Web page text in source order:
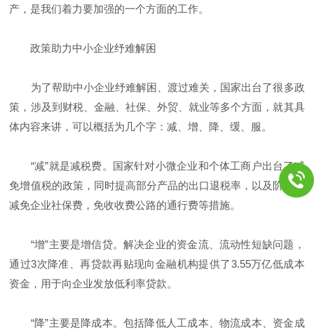
产，是我们着力要加强的一个方面的工作。
政策助力中小企业纾难解困
为了帮助中小企业纾难解困、渡过难关，国家出台了很多政
策，涉及到财税、金融、社保、外贸、就业等多个方面，就其具
体内容来讲，可以概括为几个字：减、增、降、缓、服。
“减”就是减税费。国家针对小微企业和个体工商户出台了减
免增值税的政策，同时提高部分产品的出口退税率，以及阶段性
减免企业社保费，免收收费公路的通行费等措施。
“增”主要是增信贷。解决企业的资金流、流动性短缺问题，
通过3次降准、再贷款再贴现向金融机构提供了3.55万亿低成本
资金，用于向企业发放低利率贷款。
“降”主要是降成本。包括降低人工成本、物流成本、资金成